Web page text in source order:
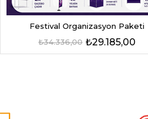
Festival Organizasyon Paketi
₺29.185,00
₺34.336,00